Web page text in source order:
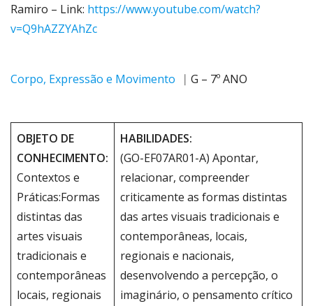
Ramiro – Link: https://www.youtube.com/watch?
v=Q9hAZZYAhZc
Corpo, Expressão e Movimento ⎹ G – 7º ANO
OBJETO DE
CONHECIMENTO:
Contextos e
Práticas:Formas
distintas das
artes visuais
tradicionais e
contemporâneas
locais, regionais
HABILIDADES:
(GO-EF07AR01-A) Apontar,
relacionar, compreender
criticamente as formas distintas
das artes visuais tradicionais e
contemporâneas, locais,
regionais e nacionais,
desenvolvendo a percepção, o
imaginário, o pensamento crítico